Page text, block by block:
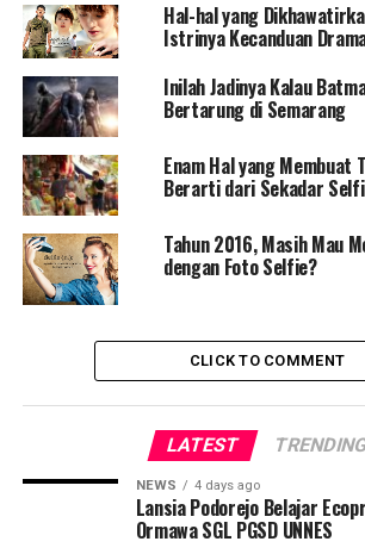
Ketika Citizen6 menghubungi via
2015 pukul 14:50 WIB, dosen yang
Instagram @dinifsr ini memang punya
mengajar yang unik. Dalam mengajar
menyanyi ini memakai pendekatan lebih
ke mahasiswanya.
“Di kelas saya tak lebih pintar dari para
hanya tahu lebih dahulu saja, katanya.
Menurutnya menjadi dosen adalah
akademi. Sebelumnya Dini juga
Universitas Bina Nusantara (Binus)
Karena kepiawaiannya dalam mengajar
semangat para mahasiswa lebih
ibu dosen cantik telah mengajarkan
salah satu mahasiswa.
Hal-hal yang
Istrinya Kecanduan
Inilah Jadinya Kalau
Bertarung di Semarang
Enam Hal yang Membuat
Berarti dari Sekadar
Tahun 2016, Masih Mau
dengan Foto Selfie?
CLICK TO COMMENT
LATEST
NEWS 4 days ago
Lansia Podorejo Belajar
Ormawa SGL PGSD UNNES